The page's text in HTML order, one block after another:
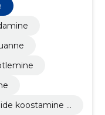
koostamine j